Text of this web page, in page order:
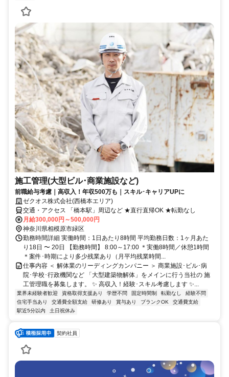
施工管理(大型ビル･商業施設など)
前職給与考慮｜高収入！年収500万も｜スキル･キャリアUPに
ゼクオス株式会社(西橋本エリア)
交通・アクセス 「橋本駅」周辺など ★直行直帰OK ★転勤なし
月給300,000円～500,000円
神奈川県相模原市緑区
勤務時間詳細 実働時間：1日あたり8時間 平均勤務日数：1ヶ月あた
り18日 〜 20日 【勤務時間】 8:00～17:00 ＊実働8時間／休憩1時間
＊案件･時期により多少残業あり（月平均残業時間...
仕事内容 ＜ 解体業のリーディングカンパニー ＞ 商業施設･ビル･病
院･学校･行政機関など 「大型建築物解体」をメインに行う当社の 施
工管理職を募集します。 ✨ 高収入！経験･スキル考慮します ✨...
業界未経験者歓迎 資格取得支援あり 学歴不問 固定時間制 転勤なし
経験不問
住宅手当あり
交通費全額支給 研修あり 賞与あり ブランクOK
交通費支給
駅近5分以内
土日祝休み
契約社員